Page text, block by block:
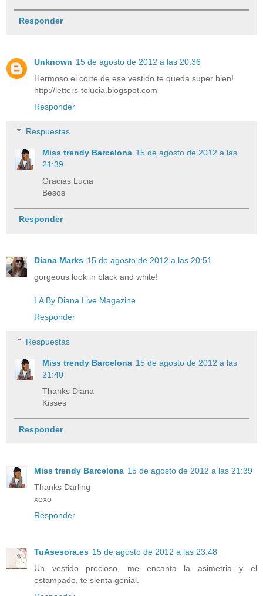
Responder
Unknown 15 de agosto de 2012 a las 20:36
Hermoso el corte de ese vestido te queda super bien!
http://letters-tolucia.blogspot.com
Responder
Respuestas
Miss trendy Barcelona 15 de agosto de 2012 a las
21:39
Gracias Lucia
Besos
Responder
Diana Marks 15 de agosto de 2012 a las 20:51
gorgeous look in black and white!
LA By Diana Live Magazine
Responder
Respuestas
Miss trendy Barcelona 15 de agosto de 2012 a las
21:40
Thanks Diana
Kisses
Responder
Miss trendy Barcelona 15 de agosto de 2012 a las 21:39
Thanks Darling
xoxo
Responder
TuAsesora.es 15 de agosto de 2012 a las 23:48
Un vestido precioso, me encanta la asimetria y el
estampado, te sienta genial.